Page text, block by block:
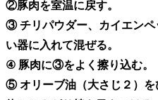
②豚肉を室温に戻す。
③ チリパウダー、カイエンペ
い器に入れて混ぜる。
④ 豚肉に③をよく擦り込む。
⑤ オリーブ油（大さじ２）